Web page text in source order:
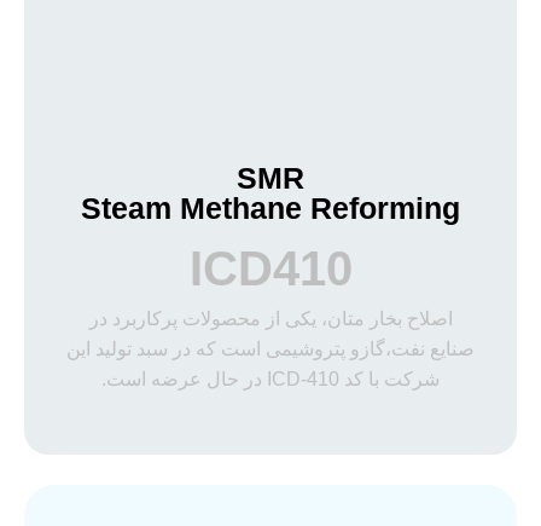
SMR
Steam Methane Reforming
ICD410
اصلاح بخار متان، یکی از محصولات پرکاربرد در
صنایع نفت،گازو پتروشیمی است که در سبد تولید این
شرکت با کد ICD-410 در حال عرضه است.